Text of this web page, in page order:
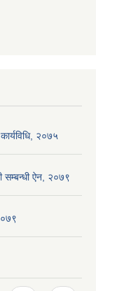
२०७५
सम्बन्धी ऐन, २०७९